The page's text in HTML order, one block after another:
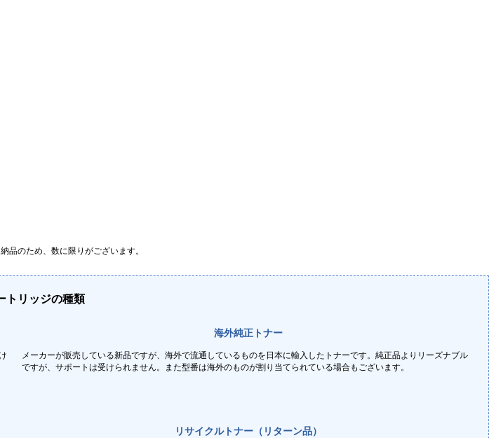
品のため、数に限りがございます。
トリッジの種類
海外純正トナー
メーカーが販売している新品ですが、海外で流通しているものを日本に輸入したトナーです。純正品よりリーズナブル
ですが、サポートは受けられません。また型番は海外のものが割り当てられている場合もございます。
リサイクルトナー（リターン品）